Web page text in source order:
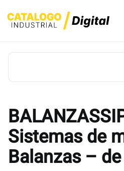
to
Sistemas de
Balanzas –